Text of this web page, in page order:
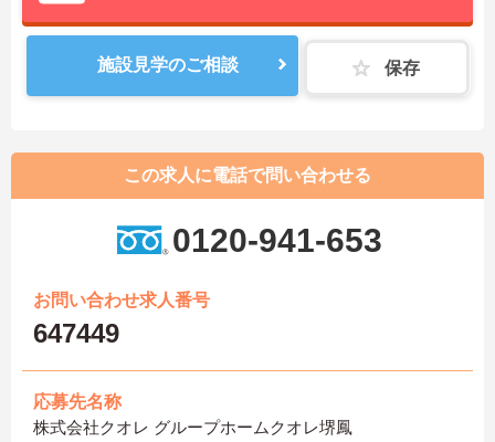
施設見学のご相談 保存
この求人に電話で問い合わせる
0120-941-653
お問い合わせ求人番号
647449
応募先名称
株式会社クオレ グループホームクオレ堺鳳